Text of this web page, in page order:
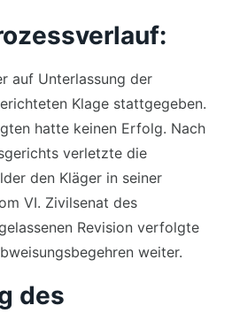
auf Unterlassung der
Klage stattgegeben.
hatte keinen Erfolg. Nach
verletzte die
den Kläger in seiner
VI. Zivilsenat des
Revision verfolgte
weiter.
des